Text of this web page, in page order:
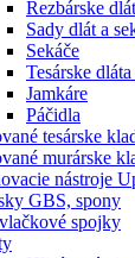
Rezbárske
Sady dlát a
Sekáče
Tesárske
Jamkáre
Páčidla
tesárske
murárske
GBS, spony
spojky